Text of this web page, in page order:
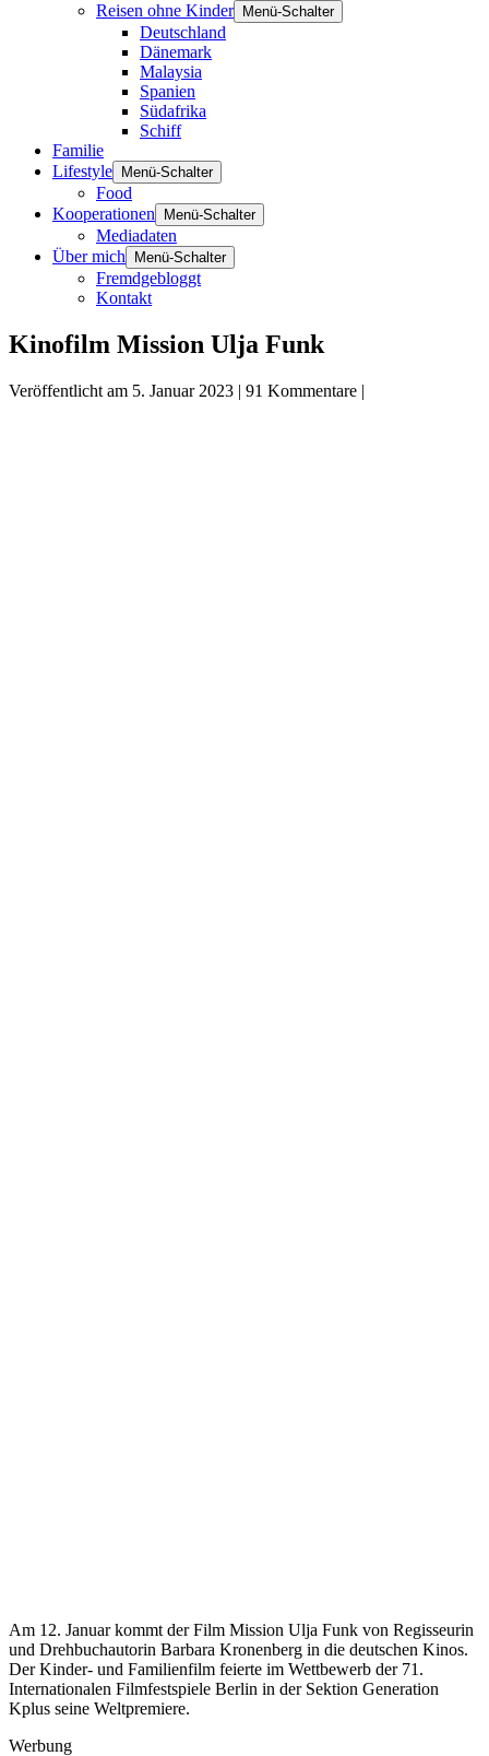
Reisen ohne Kinder
Menü-Schalter
Deutschland
Dänemark
Malaysia
Spanien
Südafrika
Schiff
Familie
Lifestyle
Menü-Schalter
Food
Kooperationen
Menü-Schalter
Mediadaten
Über mich
Menü-Schalter
Fremdgebloggt
Kontakt
Kinofilm Mission Ulja Funk
Veröffentlicht am 5. Januar 2023 | 91 Kommentare |
Am 12. Januar kommt der Film Mission Ulja Funk von Regisseurin
und Drehbuchautorin Barbara Kronenberg in die deutschen Kinos.
Der Kinder- und Familienfilm feierte im Wettbewerb der 71.
Internationalen Filmfestspiele Berlin in der Sektion Generation
Kplus seine Weltpremiere.
Werbung